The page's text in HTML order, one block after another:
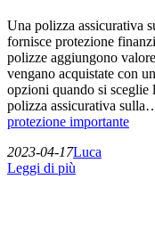
Una polizza assicurativa
fornisce protezione
polizze aggiungono
vengano acquistate con
opzioni quando si sceglie
polizza assicurativa
protezione importante
2023-04-17Luca
Leggi di più